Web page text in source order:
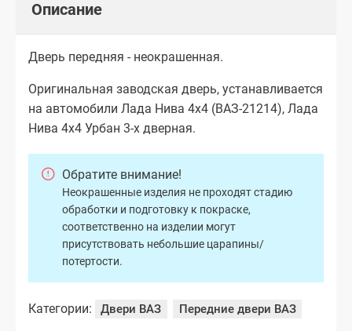
Описание
Дверь передняя - неокрашенная.
Оригинальная заводская дверь, устанавливается
на автомобили Лада Нива 4х4 (ВАЗ-21214), Лада
Нива 4х4 Урбан 3-х дверная.
Обратите внимание!
Неокрашенные изделия не проходят стадию
обработки и подготовку к покраске,
соответственно на изделии могут
присутствовать небольшие царапины/
потертости.
Категории: Двери ВАЗ Передние двери ВАЗ